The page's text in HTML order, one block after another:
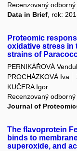
Recenzovaný
Data in Brief, rok:
Proteomic
oxidative stress in
strains of
PERNIKÁŘOVÁ
PROCHÁZKOVÁ Iva
KUČERA Igor
Recenzovaný
Journal of
The flavoprotein
binds to
superoxide, and